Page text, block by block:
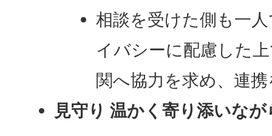
相談を受けた側も一
イバシーに配慮した
関へ協力を求め、連
見守り 温かく寄り添いな